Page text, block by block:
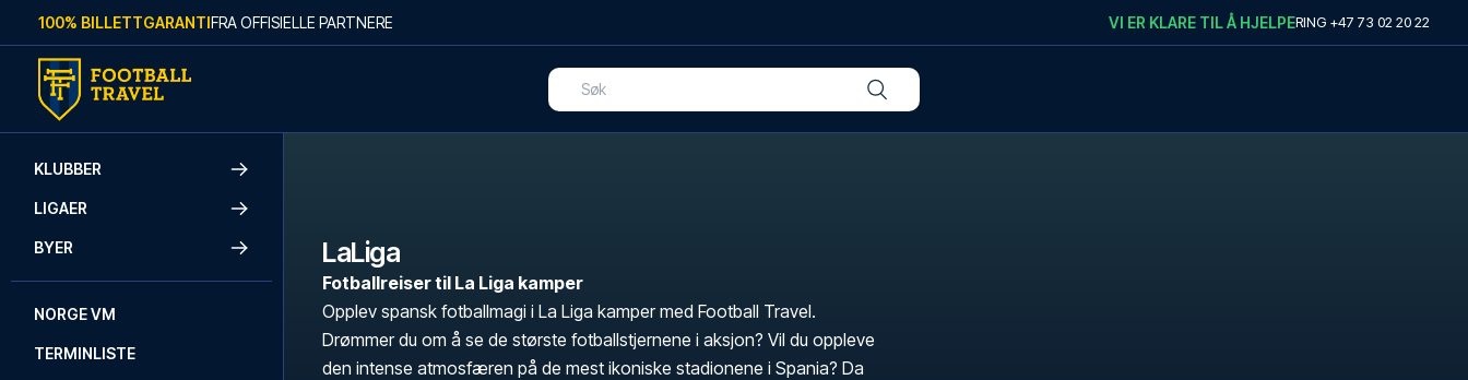
Skip to content
100% BILLETTGARANTIFRA OFFISIELLE PARTNERE VI ER KLARE TIL Å HJELPERING +47 73 02 20 22
KLUBBER
LIGAER
BYER
NORGE VM
TERMINLISTE
LaLiga
Fotballreiser til La Liga kamper
Opplev spansk fotballmagi i La Liga kamper med Football Travel.
Drømmer du om å se de største fotballstjernene i aksjon? Vil du oppleve
den intense atmosfæren på de mest ikoniske stadionene i Spania? Da